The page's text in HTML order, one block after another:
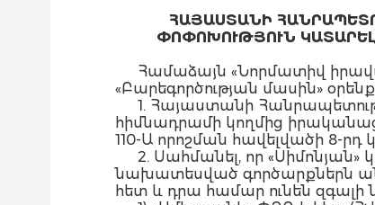
ՀԱՅԱՍՏԱՆԻ
ՓՈՓՈԽՈՒԹՅՈՒՆ
Համաձայն «Նորմատիվ
«Բարեգործության մասին»
1. Հայաստանի
հիմնադրամի կողմից
110-Ա որոշման հավելվածի 8-րդ
2. Սահմանել, որ
նախատեսված գործարքներն
հետ և դրա համար ունեն զգալի